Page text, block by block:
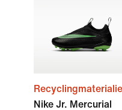
Nike Jr. Mercurial